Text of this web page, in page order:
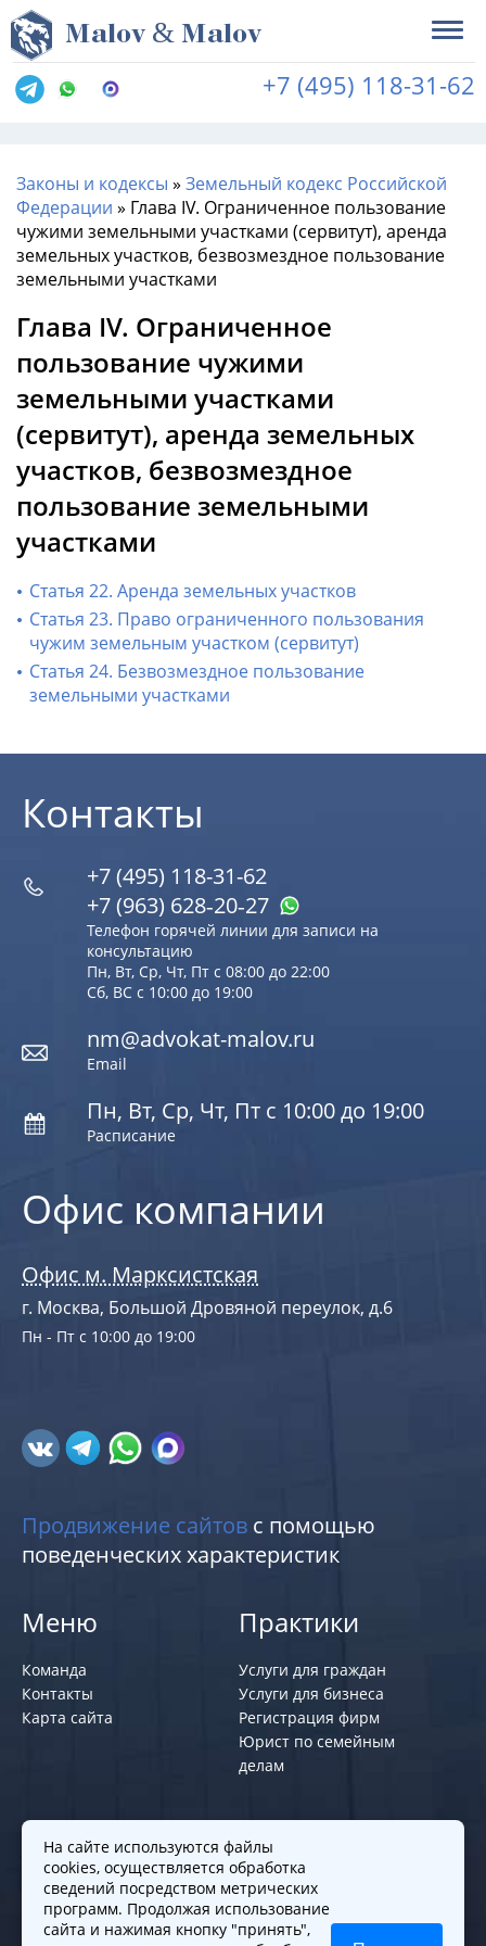
Malov & Malov
+7 (495) 118-31-62
Законы и кодексы » Земельный кодекс Российской
Федерации » Глава IV. Ограниченное пользование
чужими земельными участками (сервитут), аренда
земельных участков, безвозмездное пользование
земельными участками
Глава IV. Ограниченное
пользование чужими
земельными участками
(сервитут), аренда земельных
участков, безвозмездное
пользование земельными
участками
Статья 22. Аренда земельных участков
Статья 23. Право ограниченного пользования
чужим земельным участком (сервитут)
Статья 24. Безвозмездное пользование
земельными участками
Офис компании
Офис м. Марксистская
г. Москва, Большой Дровяной переулок, д.6
Пн - Пт с 10:00 до 19:00
Контакты
+7 (495) 118-31-62
+7 (963) 628‑20‑27
Телефон горячей линии для записи на
консультацию
Пн, Вт, Ср, Чт, Пт с 08:00 до 22:00
Сб, ВС с 10:00 до 19:00
nm@advokat-malov.ru
Email
Пн, Вт, Ср, Чт, Пт с 10:00 до 19:00
Расписание
Продвижение сайтов с помощью
поведенческих характеристик
Меню
Команда
Контакты
Карта сайта
Практики
Услуги для граждан
Услуги для бизнеса
Регистрация фирм
Юрист по семейным
делам
Политики и правила
Политика обработки персональных
данных
Согласие на обработку cookies
На сайте используются файлы
cookies, осуществляется обработка
сведений посредством метрических
программ. Продолжая использование
сайта и нажимая кнопку "принять",